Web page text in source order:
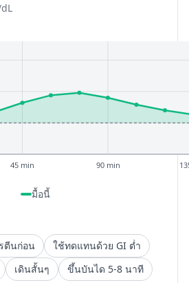
45 min 90 min
มื้อนี้
ตีนก่อน
ใช้ทดแทนด้วย GI ต่ำ
เดินสั้นๆ ขึ้นบันได 5-8 นาที